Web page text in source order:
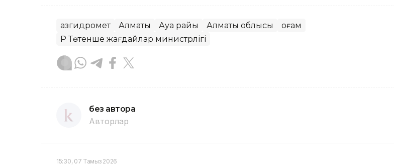
Қазгидромет Алматы Ауа райы Алматы облысы
Қоғам
ҚР Төтенше жағдайлар министрлігі
без автора
Авторлар
15:30, 07 Тамыз 2026